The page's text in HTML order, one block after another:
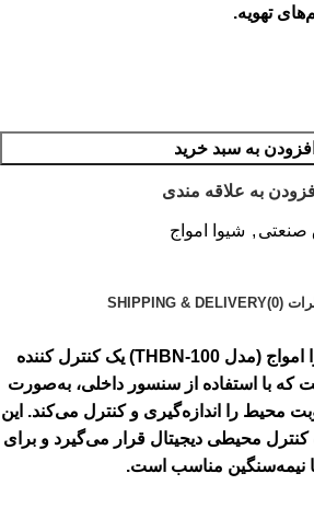
تهویه.
افزودن به سبد خرید
به علاقه مندی
صنعتی , شیوا امواج
(0)
SHIPPING & DELIVERY
معرفی کلی 15BN1 شیوا امواج (مدل THBN-100) یک کنترل کننده
که با استفاده از سنسور داخلی، به‌صورت
محیط را اندازه‌گیری و کنترل می‌کند. این
محیطی دیجیتال قرار می‌گیرد و برای
نیمه‌سنگین مناسب است.